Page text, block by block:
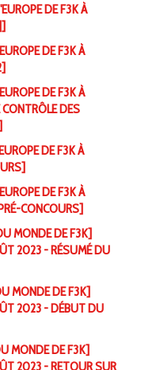
DE F3K À
DE F3K À
DE F3K À
DES
DE F3K À
DE F3K À
CONCOURS]
MONDE DE F3K]
2023 - RÉSUMÉ DU
MONDE DE F3K]
2023 - DÉBUT DU
MONDE DE F3K]
2023 - RETOUR SUR